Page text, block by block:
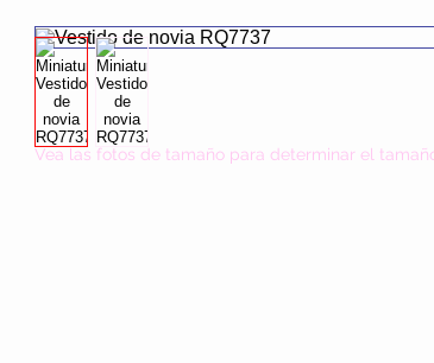
Vea las fotos de tamaño para determinar el